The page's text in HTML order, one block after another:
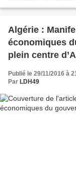
Algérie :
économiques
plein centre
Publié le 29/11/2016 à
Par LDH49